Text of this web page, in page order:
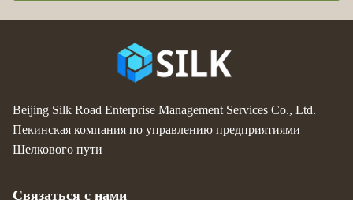
Beijing Silk Road Enterprise Management Services Co., Ltd.
Пекинская компания по управлению предприятиями
Шелкового пути
Связаться с нами